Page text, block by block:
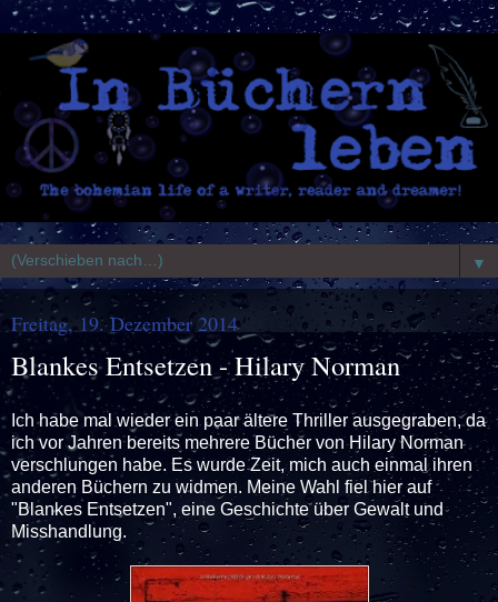
▼
Freitag, 19. Dezember 2014
Blankes Entsetzen - Hilary Norman
Ich habe mal wieder ein paar ältere Thriller ausgegraben, da
ich vor Jahren bereits mehrere Bücher von Hilary Norman
verschlungen habe. Es wurde Zeit, mich auch einmal ihren
anderen Büchern zu widmen. Meine Wahl fiel hier auf
"Blankes Entsetzen", eine Geschichte über Gewalt und
Misshandlung.